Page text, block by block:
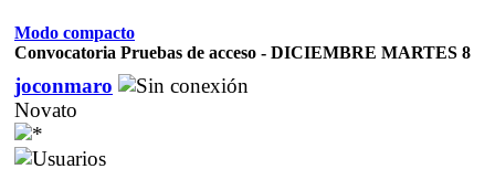
Modo compacto
Convocatoria Pruebas de acceso - DICIEMBRE MARTES 8
joconmaro
Novato